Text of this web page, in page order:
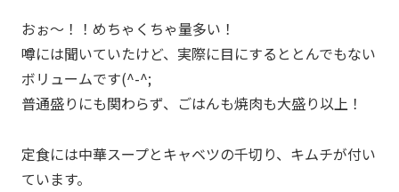
おぉ～！！めちゃくちゃ量多い！
噂には聞いていたけど、実際に目にするととんでもない
ボリュームです(^-^;
普通盛りにも関わらず、ごはんも焼肉も大盛り以上！
定食には中華スープとキャベツの千切り、キムチが付い
ています。